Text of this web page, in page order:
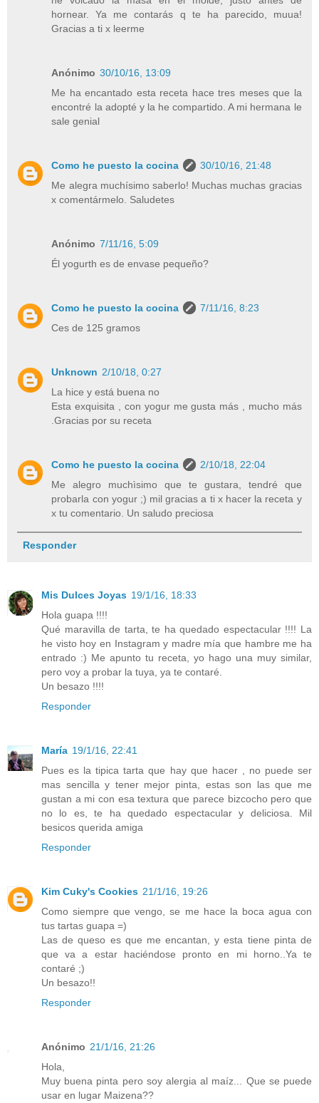
hornear. Ya me contarás q te ha parecido, muua!
Gracias a ti x leerme
Anónimo 30/10/16, 13:09
Me ha encantado esta receta hace tres meses que la
encontré la adopté y la he compartido. A mi hermana le
sale genial
Como he puesto la cocina
30/10/16, 21:48
Me alegra muchísimo saberlo! Muchas muchas gracias
x comentármelo. Saludetes
Anónimo 7/11/16, 5:09
Él yogurth es de envase pequeño?
Como he puesto la cocina
7/11/16, 8:23
Ces de 125 gramos
Unknown 2/10/18, 0:27
La hice y está buena no
Esta exquisita , con yogur me gusta más , mucho más
.Gracias por su receta
Como he puesto la cocina
2/10/18, 22:04
Me alegro muchìsimo que te gustara, tendré que
probarla con yogur ;) mil gracias a ti x hacer la receta y
x tu comentario. Un saludo preciosa
Responder
Mis Dulces Joyas 19/1/16, 18:33
Hola guapa !!!!
Qué maravilla de tarta, te ha quedado espectacular !!!! La
he visto hoy en Instagram y madre mía que hambre me ha
entrado :) Me apunto tu receta, yo hago una muy similar,
pero voy a probar la tuya, ya te contaré.
Un besazo !!!!
Responder
María 19/1/16, 22:41
Pues es la tipica tarta que hay que hacer , no puede ser
mas sencilla y tener mejor pinta, estas son las que me
gustan a mi con esa textura que parece bizcocho pero que
no lo es, te ha quedado espectacular y deliciosa. Mil
besicos querida amiga
Responder
Kim Cuky's Cookies 21/1/16, 19:26
Como siempre que vengo, se me hace la boca agua con
tus tartas guapa =)
Las de queso es que me encantan, y esta tiene pinta de
que va a estar haciéndose pronto en mi horno..Ya te
contaré ;)
Un besazo!!
Responder
Anónimo 21/1/16, 21:26
Hola,
Muy buena pinta pero soy alergia al maíz... Que se puede
usar en lugar Maizena??